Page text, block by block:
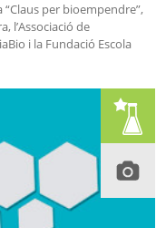
“Claus per bioempendre”,
l’Associació de
i la Fundació Escola